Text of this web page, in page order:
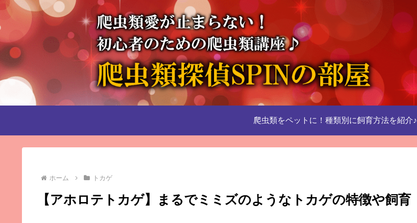
爬虫類をペットに！種類別に飼育方法を紹介♪
ホーム トカゲ
【アホロテトカゲ】まるでミミズのようなトカゲの特徴や飼育